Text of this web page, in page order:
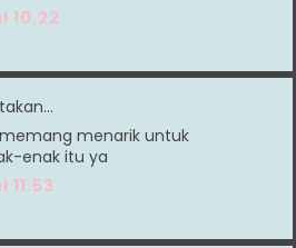
10.22
menarik untuk
enak itu ya
11.53